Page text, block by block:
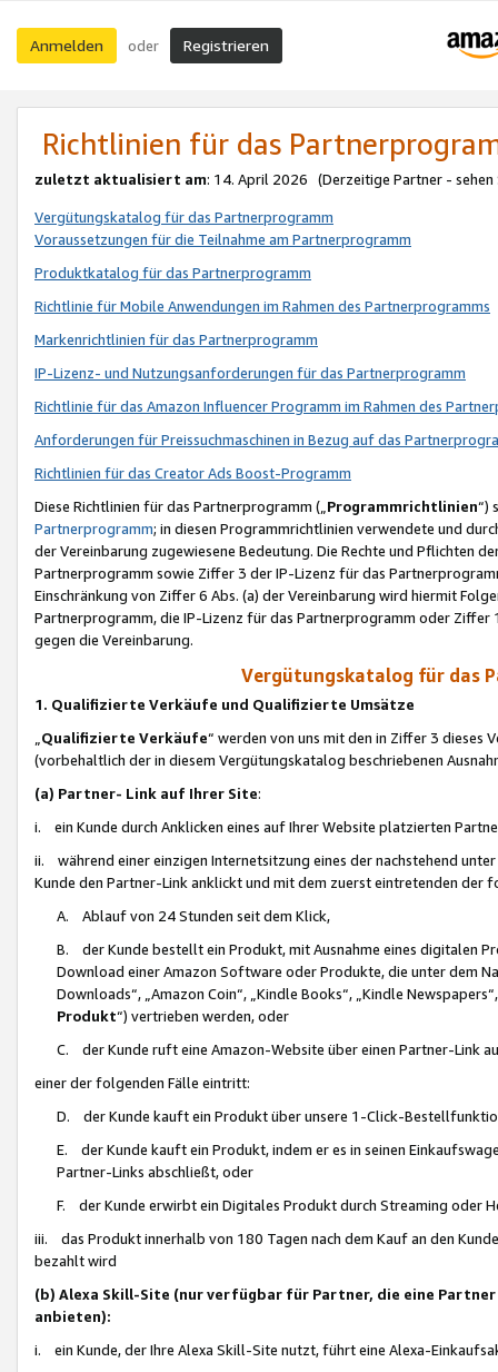
Anmelden oder Registrieren
Richtlinien für das
zuletzt aktualisiert am: 14. April 2026 (Derzeitige Partner - sehen
Vergütungskatalog für das Partnerprogramm
Voraussetzungen für die Teilnahme am Partnerprogramm
Produktkatalog für das Partnerprogramm
Richtlinie für Mobile Anwendungen im Rahmen des Partnerprogramms
Markenrichtlinien für das Partnerprogramm
IP-Lizenz- und Nutzungsanforderungen für das Partnerprogramm
Richtlinie für das Amazon Influencer Programm im Rahmen des
Anforderungen für Preissuchmaschinen in Bezug auf das
Richtlinien für das Creator Ads Boost-Programm
Diese Richtlinien für das Partnerprogramm („Programmrichtlinien“)
Partnerprogramm; in diesen Programmrichtlinien verwendete und
der Vereinbarung zugewiesene Bedeutung. Die Rechte und Pflichten
Partnerprogramm sowie Ziffer 3 der IP-Lizenz für das
Einschränkung von Ziffer 6 Abs. (a) der Vereinbarung wird hiermit
Partnerprogramm, die IP-Lizenz für das Partnerprogramm oder
gegen die Vereinbarung.
Vergütungskatalog für das
1. Qualifizierte Verkäufe und Qualifizierte Umsätze
Qualifizierte Verkäufe“ werden von uns mit den in Ziffer 3
(vorbehaltlich der in diesem Vergütungskatalog beschriebenen
(a) Partner- Link auf Ihrer Site:
i. ein Kunde durch Anklicken eines auf Ihrer Website platzierten
ii. während einer einzigen Internetsitzung eines der nachstehend
Kunde den Partner-Link anklickt und mit dem zuerst eintretenden der
A. Ablauf von 24 Stunden seit dem Klick,
B. der Kunde bestellt ein Produkt, mit Ausnahme eines digitalen
Download einer Amazon Software oder Produkte, die unter dem
Downloads“, „Amazon Coin“, „Kindle Books“, „Kindle
Produkt“) vertrieben werden, oder
C. der Kunde ruft eine Amazon-Website über einen Partner-Link
einer der folgenden Fälle eintritt:
D. der Kunde kauft ein Produkt über unsere 1-Click-
E. der Kunde kauft ein Produkt, indem er es in seinen
Partner-Links abschließt, oder
F. der Kunde erwirbt ein Digitales Produkt durch Streaming oder
iii. das Produkt innerhalb von 180 Tagen nach dem Kauf an den
bezahlt wird
(b) Alexa Skill-Site (nur verfügbar für Partner, die eine
anbieten):
i. ein Kunde, der Ihre Alexa Skill-Site nutzt, führt eine Alexa-